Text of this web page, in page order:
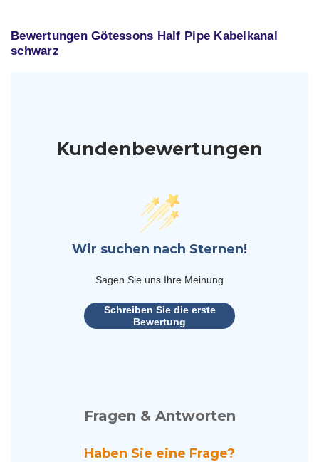
Bewertungen Götessons Half Pipe Kabelkanal
schwarz
Kundenbewertungen
Wir suchen nach Sternen!
Sagen Sie uns Ihre Meinung
Schreiben Sie die erste
Bewertung
Fragen & Antworten
Haben Sie eine Frage?